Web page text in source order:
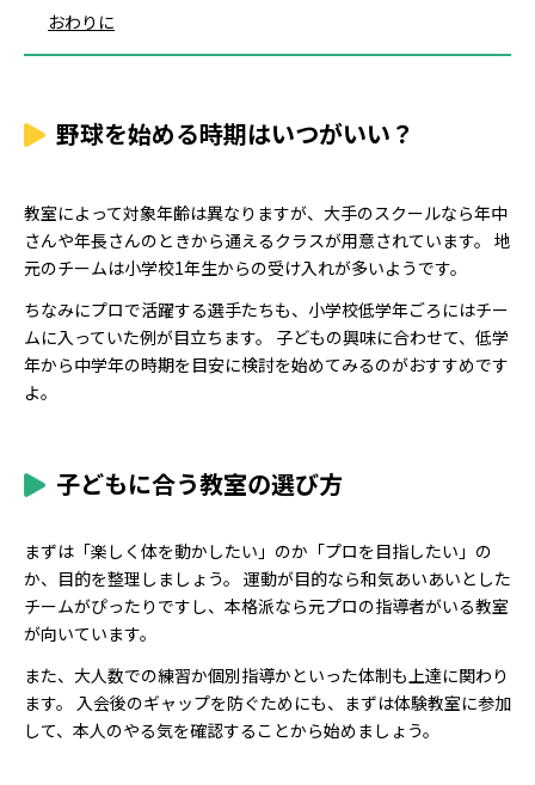
おわりに
野球を始める時期はいつがいい？
教室によって対象年齢は異なりますが、大手のスクールなら年中
さんや年長さんのときから通えるクラスが用意されています。 地
元のチームは小学校1年生からの受け入れが多いようです。
ちなみにプロで活躍する選手たちも、小学校低学年ごろにはチー
ムに入っていた例が目立ちます。 子どもの興味に合わせて、低学
年から中学年の時期を目安に検討を始めてみるのがおすすめです
よ。
子どもに合う教室の選び方
まずは「楽しく体を動かしたい」のか「プロを目指したい」の
か、目的を整理しましょう。 運動が目的なら和気あいあいとした
チームがぴったりですし、本格派なら元プロの指導者がいる教室
が向いています。
また、大人数での練習か個別指導かといった体制も上達に関わり
ます。 入会後のギャップを防ぐためにも、まずは体験教室に参加
して、本人のやる気を確認することから始めましょう。